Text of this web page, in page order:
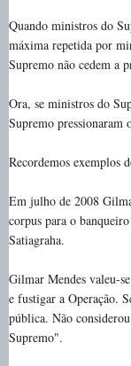
Quando ministros do
máxima repetida por
Supremo não cedem a
Ora, se ministros do
Supremo
Recordemos exemplos
Em julho de 2008
corpus para o
Satiagraha.
Gilmar Mendes valeu-
e fustigar a Operação.
pública. Não
Supremo".